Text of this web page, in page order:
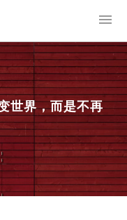
世界，而是不再